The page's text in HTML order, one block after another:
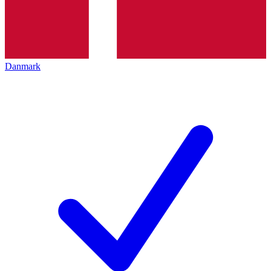
Danmark